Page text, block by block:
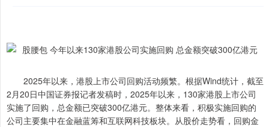
2025年以来，港股上市公司回购活动频繁。根据Wind统计，截至
2月20日中国证券报记者发稿时，2025年以来，130家港股上市公司
实施了回购，总金额已突破300亿港元。整体来看，积极实施回购的
公司主要集中在金融蓝筹和互联网科技板块。从股价走势看，回购金